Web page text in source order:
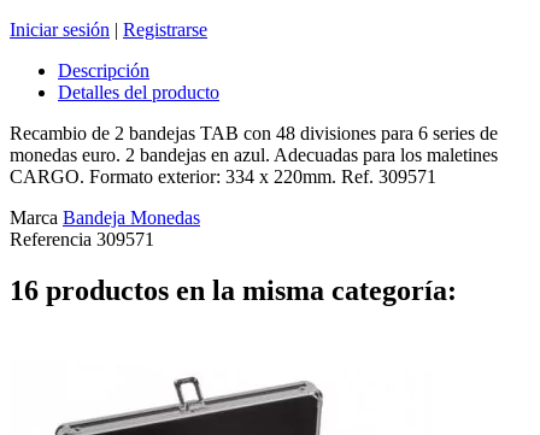
Iniciar sesión | Registrarse
Descripción
Detalles del producto
Recambio de 2 bandejas TAB con 48 divisiones para 6 series de
monedas euro. 2 bandejas en azul. Adecuadas para los maletines
CARGO. Formato exterior: 334 x 220mm. Ref. 309571
Marca Bandeja Monedas
Referencia 309571
16 productos en la misma categoría: